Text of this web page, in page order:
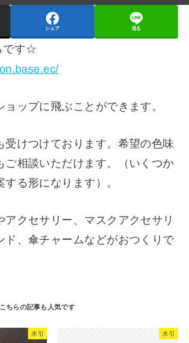
シェア 送る
です☆
ップに飛ぶことができます。
受けつけております。希望の色味
ご相談いただけます。（いくつか
る形になります）。
アクセサリー、マスクアクセサリ
ド、傘チャームなどがおつくりで
水引 水引